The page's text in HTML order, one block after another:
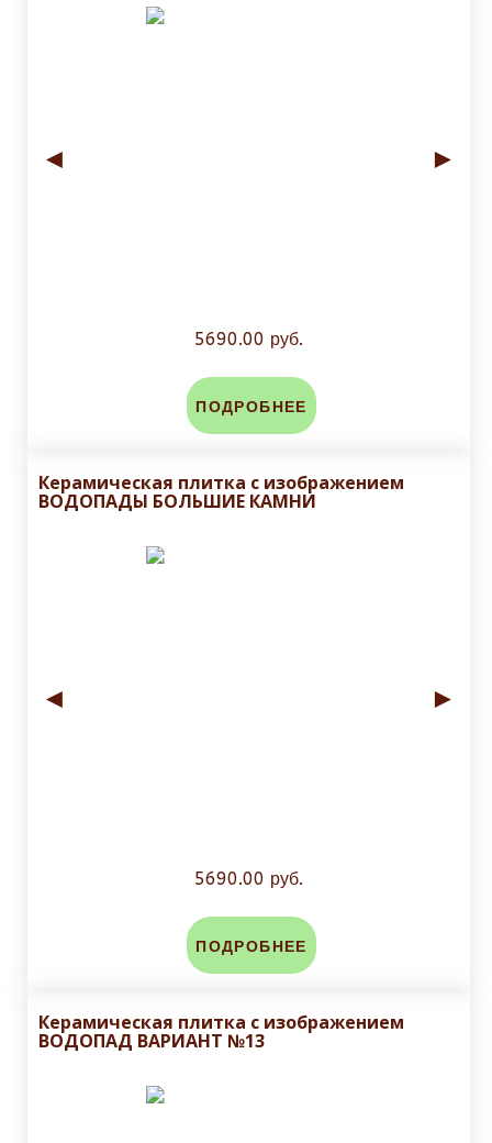
◄ ►
5690.00 руб.
ПОДРОБНЕЕ
Керамическая плитка с изображением
ВОДОПАДЫ БОЛЬШИЕ КАМНИ
◄ ►
5690.00 руб.
ПОДРОБНЕЕ
Керамическая плитка с изображением
ВОДОПАД ВАРИАНТ №13